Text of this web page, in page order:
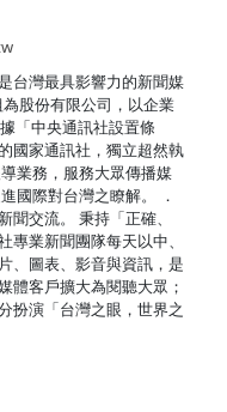
台灣最具影響力的新聞媒
股份有限公司，以企業
「中央通訊社設置條
國家通訊社，獨立超然執
業務，服務大眾傳播媒
國際對台灣之瞭解。 ．
交流。 秉持「正確、
業新聞團隊每天以中、
、圖表、影音與資訊，是
體客戶擴大為閱聽大眾；
扮演「台灣之眼，世界之